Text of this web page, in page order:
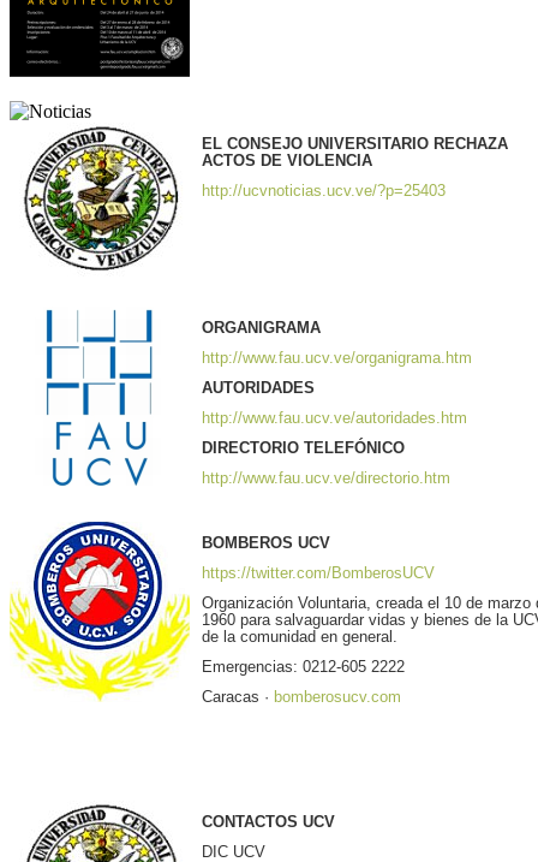
EL CONSEJO UNIVERSITARIO RECHAZA
ACTOS DE VIOLENCIA
http://ucvnoticias.ucv.ve/?p=25403
ORGANIGRAMA
http://www.fau.ucv.ve/organigrama.htm
AUTORIDADES
http://www.fau.ucv.ve/autoridades.htm
DIRECTORIO TELEFÓNICO
http://www.fau.ucv.ve/directorio.htm
BOMBEROS UCV
https://twitter.com/BomberosUCV
Organización Voluntaria, creada el 10 de marzo
1960 para salvaguardar vidas y bienes de la
de la comunidad en general.
Emergencias: 0212-605 2222
Caracas · bomberosucv.com
CONTACTOS UCV
DIC UCV